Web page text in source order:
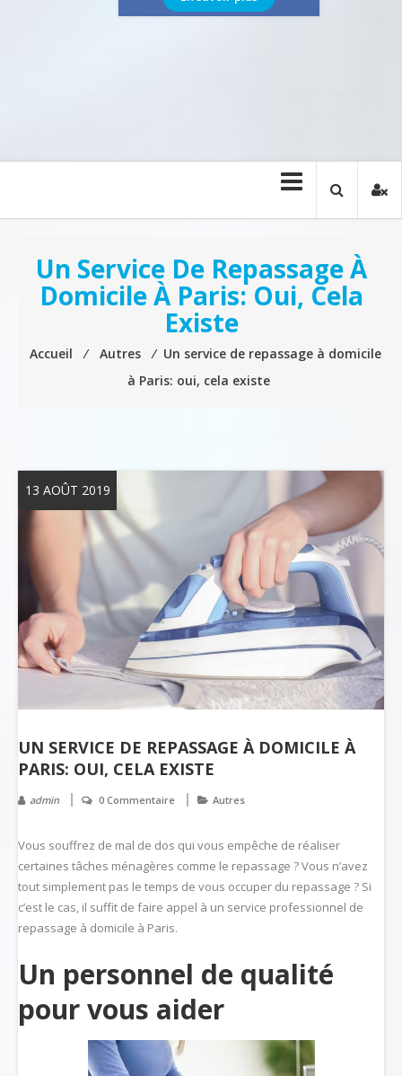
Un Service De Repassage À
Domicile À Paris: Oui, Cela
Existe
Accueil ⁄ Autres ⁄ Un service de repassage à domicile
à Paris: oui, cela existe
13 AOÛT 2019
UN SERVICE DE REPASSAGE À DOMICILE À
PARIS: OUI, CELA EXISTE
admin 0 Commentaire Autres
Vous souffrez de mal de dos qui vous empêche de réaliser
certaines tâches ménagères comme le repassage ? Vous n’avez
tout simplement pas le temps de vous occuper du repassage ? Si
c’est le cas, il suffit de faire appel à un service professionnel de
repassage à domicile à Paris.
Un personnel de qualité
pour vous aider